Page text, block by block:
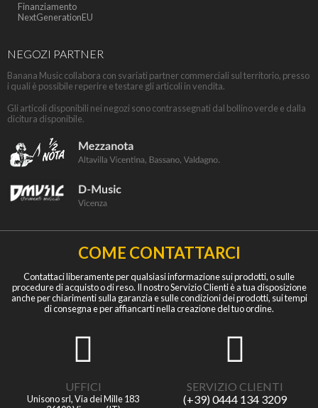
Finanziamento
NextGenerationEU
NEGOZI PARTNER
Banana Music collabora con svariati partner commerciali sul territorio, presso
i quali è possibile reperire e testare gli articoli in vendita.
Gli articoli disponibili nei negozi sono contrassegnati dal bollino verde e dalla
dicitura disponibile.
COME CONTATTARCI
Contattaci liberamente per qualsiasi informazione sui prodotti, o sulle
procedure di acquisto o di reso. Il nostro Servizio Clienti è a tua disposizione
anche per chiarimenti sulla garanzia e sulle condizioni dei prodotti, sui tempi
di consegna e per affiancarti nella creazione del tuo ordine.
UFFICI
Unisono srl, Via dei Mille 183
SERVIZIO CLIENTI
(+39) 0444 134 3209